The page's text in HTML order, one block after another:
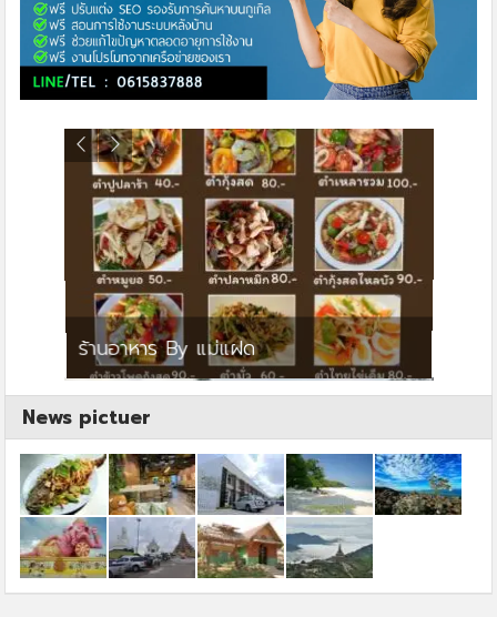
ร้านอาหาร By แม่แฝด
News pictuer